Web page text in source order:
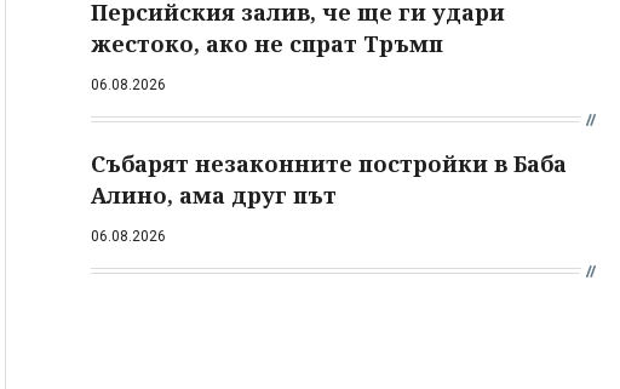
Персийския залив, че ще ги удари
жестоко, ако не спрат Тръмп
06.08.2026
Събарят незаконните постройки в Баба
Алино, ама друг път
06.08.2026